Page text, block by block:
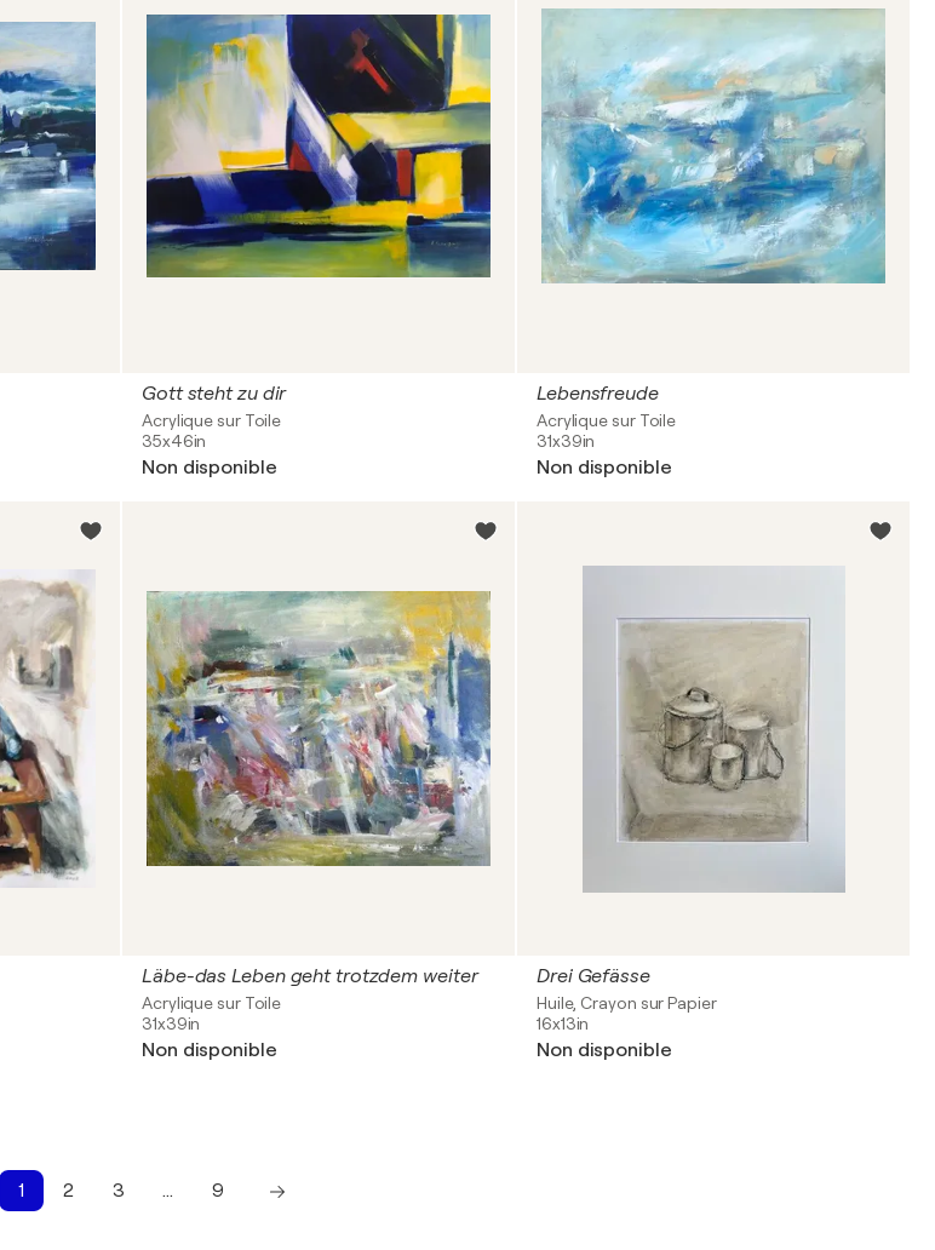
Gott steht zu dir
Acrylique sur Toile
35x46in
Non disponible
Lebensfreude
Acrylique sur Toile
31x39in
Non disponible
Läbe-das Leben geht trotzdem weiter
Acrylique sur Toile
31x39in
Non disponible
Drei Gefässe
Huile, Crayon sur Papier
16x13in
Non disponible
1 2 3 … 9